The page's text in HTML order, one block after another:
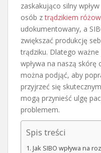
zaskakująco silny
osób ztrądzikiem
udokumentowany, a
zwiększać produkcję
trądziku. Dlatego
wpływa na naszą
można podjąć, aby
przyjrzeć się
mogą przynieść ulgę
problemem.
Spis treści
Jak SIBO wpływa na